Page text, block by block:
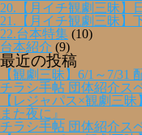
20.【月イチ観劇三昧】
21.【月イチ観劇三昧】
22.台本特集 (10)
台本紹介 (9)
最近の投稿
【観劇三昧】6/1～7/31
チラシ手帖 団体紹介ス
【レジャパス×観劇三
また夜に』
チラシ手帖 団体紹介ス